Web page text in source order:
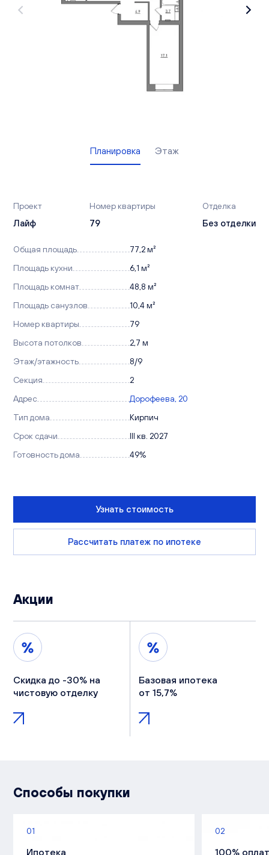
Вакансии
Офисы продаж
Планировка Этаж
Проект
Лайф
Номер квартиры
79
Отделка
Без отделки
Общая площадь
77,2 м²
Площадь кухни
6,1 м²
Площадь комнат
48,8 м²
Площадь санузлов
10,4 м²
Номер квартиры
79
Высота потолков
2,7 м
Этаж/этажность
8/9
Секция
2
Адрес
Дорофеева, 20
Тип дома
Кирпич
Срок сдачи
III кв. 2027
Готовность дома
49%
Узнать стоимость
Рассчитать платеж по ипотеке
Акции
Скидка до -30% на
чистовую отделку
Базовая ипотека
от 15,7%
Способы покупки
01
Ипотека
02
100%